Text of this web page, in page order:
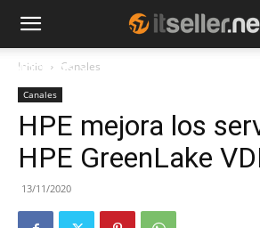
NOTICIAS
Inicio Canales
Canales
HPE mejora los
HPE GreenLake
13/11/2020